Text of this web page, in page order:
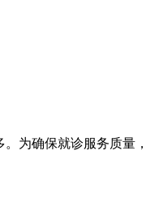
确保就诊服务质量